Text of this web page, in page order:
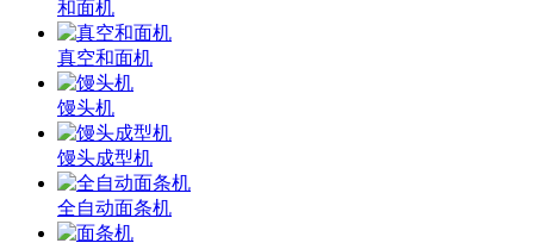
和面机
真空和面机
馒头机
馒头成型机
全自动面条机